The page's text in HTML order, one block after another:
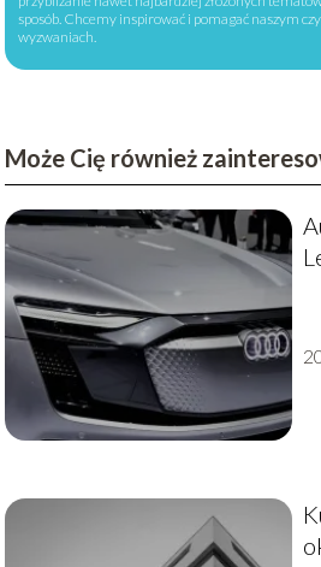
sposób. Chcemy inspirować i pomagać naszym
wyzwaniach.
Może Cię również